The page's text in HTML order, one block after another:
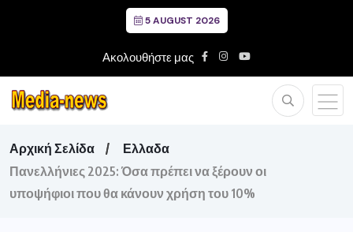
5 AUGUST 2026
Ακολουθήστε μας
Αρχική Σελίδα
Ελλαδα
Πανελλήνιες 2025: Όσα πρέπει να ξέρουν οι
υποψήφιοι που θα κάνουν χρήση του 10%